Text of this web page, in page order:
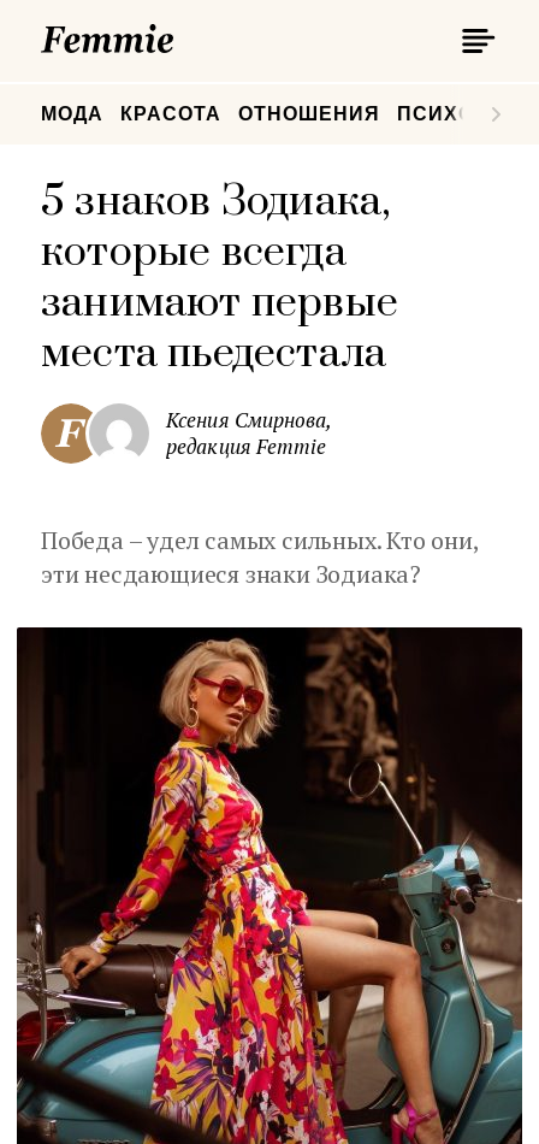
МОДА КРАСОТА ОТНОШЕНИЯ
5 знаков Зодиака,
которые всегда
занимают первые
места пьедестала
Ксения Смирнова,
редакция Femmie
Победа – удел самых сильных. Кто они,
эти несдающиеся знаки Зодиака?